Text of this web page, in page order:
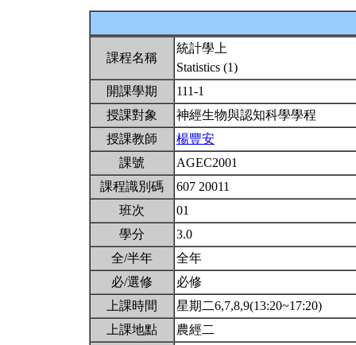
課程名稱
統計學上
Statistics (1)
開課學期
111-1
授課對象
神經生物與認知科學學程
授課教師
楊豐安
課號
AGEC2001
課程識別碼
607 20011
班次
01
學分
3.0
全/半年
全年
必/選修
必修
上課時間
星期二6,7,8,9(13:20~17:20)
上課地點
農經二